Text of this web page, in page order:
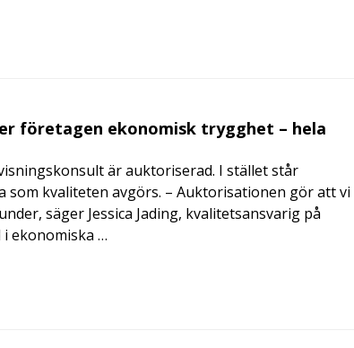
företagen ekonomisk trygghet – hela
är auktoriserad. I stället står
kvaliteten avgörs. – Auktorisationen gör att vi
säger Jessica Jading, kvalitetsansvarig på
i ekonomiska …